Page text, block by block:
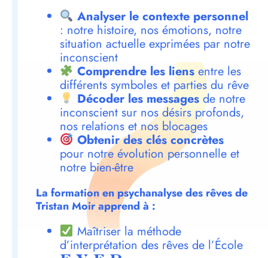
Analyser le contexte personnel
: notre histoire, nos émotions, notre
situation actuelle exprimées par notre
inconscient
Comprendre les liensentre les
différents symboles et parties du rêve
Décoder les messagesde notre
inconscient sur nos désirs profonds,
nos relations et nos blocages
Obtenir des clés concrètes
pour notre évolution personnelle et
notre bien-être
La formation en psychanalyse des rêves de
Tristan Moir apprend à :
Maîtriser la méthode
d’interprétation des rêves de l’École